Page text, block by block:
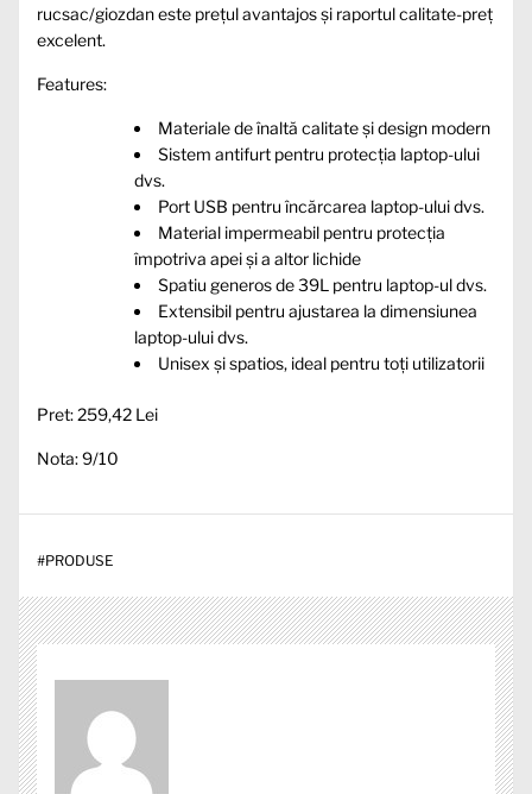
rucsac/giozdan este prețul avantajos și raportul calitate-preț
excelent.
Features:
Materiale de înaltă calitate și design modern
Sistem antifurt pentru protecția laptop-ului
dvs.
Port USB pentru încărcarea laptop-ului dvs.
Material impermeabil pentru protecția
împotriva apei și a altor lichide
Spatiu generos de 39L pentru laptop-ul dvs.
Extensibil pentru ajustarea la dimensiunea
laptop-ului dvs.
Unisex și spatios, ideal pentru toți utilizatorii
Pret: 259,42 Lei
Nota: 9/10
#PRODUSE